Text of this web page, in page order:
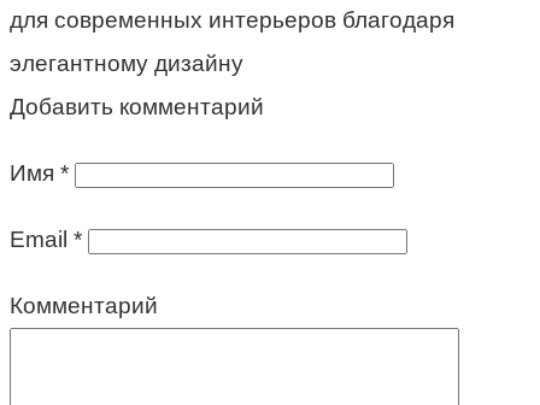
для современных интерьеров благодаря
элегантному дизайну
Добавить комментарий
Имя *
Email *
Комментарий